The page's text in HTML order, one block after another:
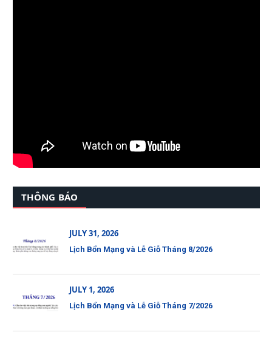
THÔNG BÁO
JULY 31, 2026
Lịch Bổn Mạng và Lễ Giỗ Tháng 8/2026
JULY 1, 2026
Lịch Bổn Mạng và Lễ Giỗ Tháng 7/2026